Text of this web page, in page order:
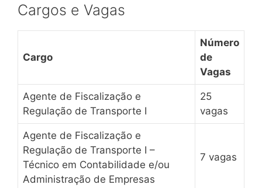
Cargos e Vagas
Cargo
Número
de
Vagas
Agente de Fiscalização e
Regulação de Transporte I
25
vagas
Agente de Fiscalização e
Regulação de Transporte I –
Técnico em Contabilidade e/ou
Administração de Empresas
7 vagas